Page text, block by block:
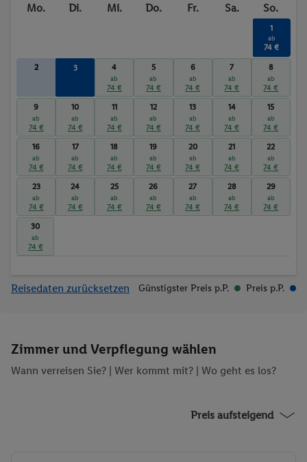
Whirlpool
Massagen
Mo. Di. Mi. Do. Fr. Sa. So.
1
ab
74 €
2 3 4
ab
74 €
5
ab
74 €
6
ab
74 €
7
ab
74 €
8
ab
74 €
9
ab
74 €
10
ab
74 €
11
ab
74 €
12
ab
74 €
13
ab
74 €
14
ab
74 €
15
ab
74 €
16
ab
74 €
17
ab
74 €
18
ab
74 €
19
ab
74 €
20
ab
74 €
21
ab
74 €
22
ab
74 €
23
ab
74 €
24
ab
74 €
25
ab
74 €
26
ab
74 €
27
ab
74 €
28
ab
74 €
29
ab
74 €
30
ab
74 €
Reisedaten zurücksetzen Günstigster Preis p.P. Preis p.P.
Zimmer und Verpflegung wählen
Wann verreisen Sie? | Wer kommt mit? | Wo geht es los?
Preis aufsteigend